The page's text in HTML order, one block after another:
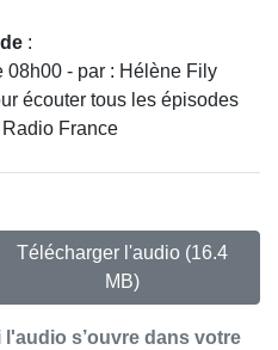
:
08h00 - par : Hélène Fily
écouter tous les épisodes
France
Télécharger l'audio (16.4
MB)
l'audio s’ouvre dans votre